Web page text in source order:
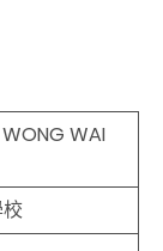
WONG WAI